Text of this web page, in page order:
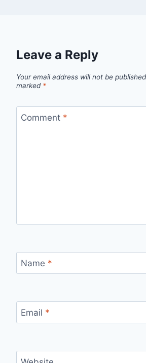
Leave a Reply
Your email address will not be
marked *
Comment *
Name *
Email *